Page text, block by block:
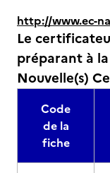
http://www.ec-
Le
préparant à
Nouvelle(s)
Code
de la
fiche